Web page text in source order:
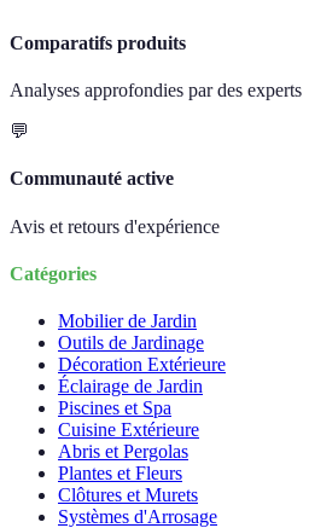
Comparatifs produits
Analyses approfondies par des experts
💬
Communauté active
Avis et retours d'expérience
Catégories
Mobilier de Jardin
Outils de Jardinage
Décoration Extérieure
Éclairage de Jardin
Piscines et Spa
Cuisine Extérieure
Abris et Pergolas
Plantes et Fleurs
Clôtures et Murets
Systèmes d'Arrosage